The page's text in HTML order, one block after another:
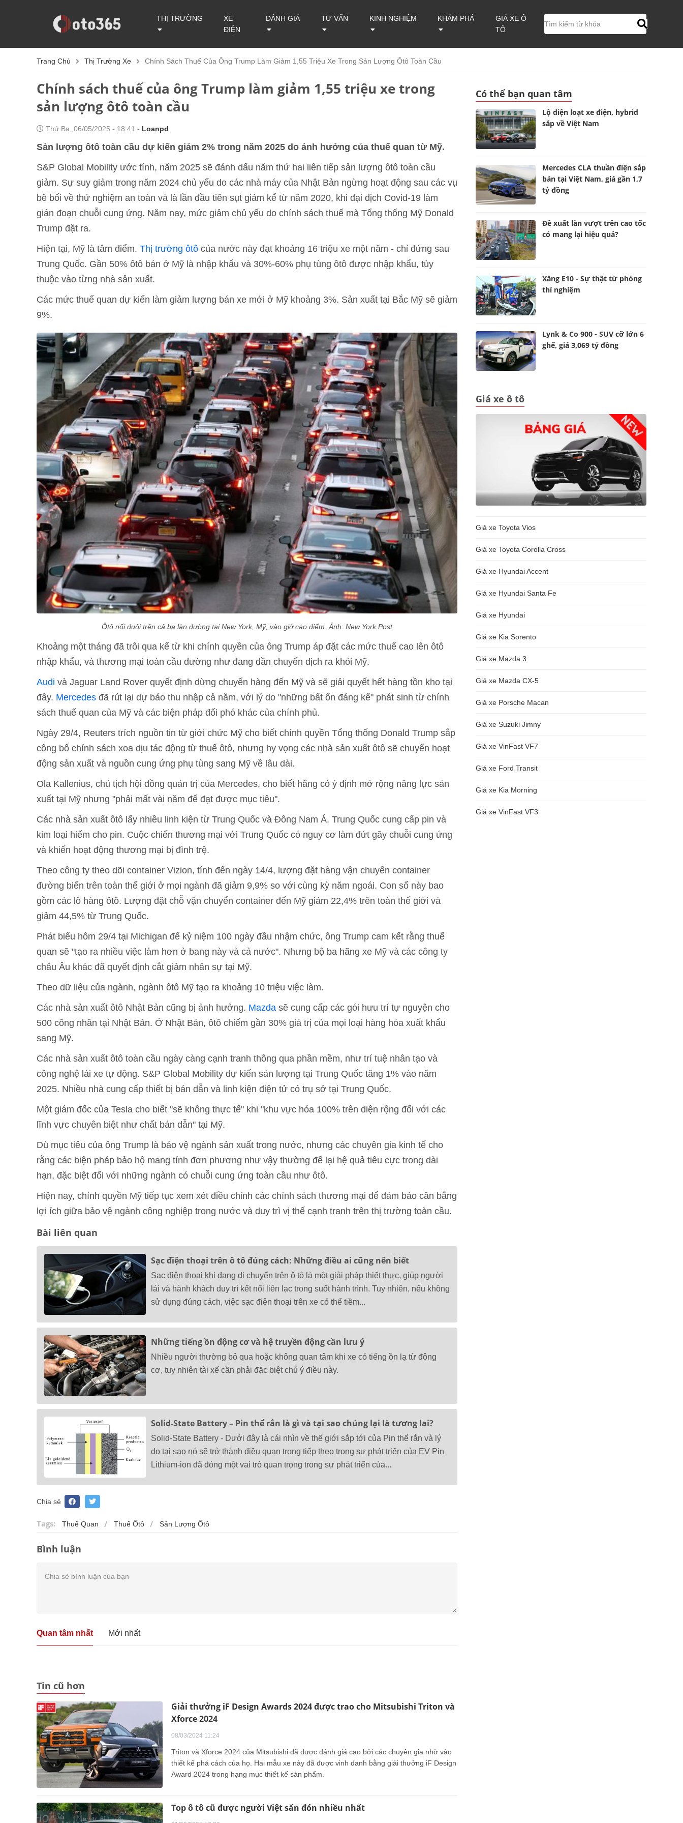
THỊ TRƯỜNG
XE
ĐIỆN
ĐÁNH GIÁ TƯ VẤN KINH NGHIỆM KHÁM PHÁ
GIÁ XE Ô
TÔ
Trang Chủ Thị Trường Xe Chính Sách Thuế Của Ông Trump Làm Giảm 1,55 Triệu Xe Trong Sản Lượng Ôtô Toàn Cầu
Chính sách thuế của ông Trump làm giảm 1,55 triệu xe trong
sản lượng ôtô toàn cầu
Thứ Ba, 06/05/2025 - 18:41 - Loanpd
Sản lượng ôtô toàn cầu dự kiến giảm 2% trong năm 2025 do ảnh hưởng của thuế quan từ Mỹ.
S&P Global Mobility ước tính, năm 2025 sẽ đánh dấu năm thứ hai liên tiếp sản lượng ôtô toàn cầu
giảm. Sự suy giảm trong năm 2024 chủ yếu do các nhà máy của Nhật Bản ngừng hoạt động sau các vụ
bê bối về thử nghiệm an toàn và là lần đầu tiên sụt giảm kể từ năm 2020, khi đại dịch Covid-19 làm
gián đoạn chuỗi cung ứng. Năm nay, mức giảm chủ yếu do chính sách thuế mà Tổng thống Mỹ Donald
Trump đặt ra.
Hiện tại, Mỹ là tâm điểm. Thị trường ôtô của nước này đạt khoảng 16 triệu xe một năm - chỉ đứng sau
Trung Quốc. Gần 50% ôtô bán ở Mỹ là nhập khẩu và 30%-60% phụ tùng ôtô được nhập khẩu, tùy
thuộc vào từng nhà sản xuất.
Các mức thuế quan dự kiến làm giảm lượng bán xe mới ở Mỹ khoảng 3%. Sản xuất tại Bắc Mỹ sẽ giảm
9%.
Ôtô nối đuôi trên cả ba làn đường tại New York, Mỹ, vào giờ cao điểm. Ảnh: New York Post
Khoảng một tháng đã trôi qua kể từ khi chính quyền của ông Trump áp đặt các mức thuế cao lên ôtô
nhập khẩu, và thương mại toàn cầu dường như đang dần chuyển dịch ra khỏi Mỹ.
Audi và Jaguar Land Rover quyết định dừng chuyển hàng đến Mỹ và sẽ giải quyết hết hàng tồn kho tại
đây. Mercedes đã rút lại dự báo thu nhập cả năm, với lý do "những bất ổn đáng kể" phát sinh từ chính
sách thuế quan của Mỹ và các biện pháp đối phó khác của chính phủ.
Ngày 29/4, Reuters trích nguồn tin từ giới chức Mỹ cho biết chính quyền Tổng thống Donald Trump sắp
công bố chính sách xoa dịu tác động từ thuế ôtô, nhưng hy vọng các nhà sản xuất ôtô sẽ chuyển hoạt
động sản xuất và nguồn cung ứng phụ tùng sang Mỹ về lâu dài.
Ola Kallenius, chủ tịch hội đồng quản trị của Mercedes, cho biết hãng có ý định mở rộng năng lực sản
xuất tại Mỹ nhưng "phải mất vài năm để đạt được mục tiêu".
Các nhà sản xuất ôtô lấy nhiều linh kiện từ Trung Quốc và Đông Nam Á. Trung Quốc cung cấp pin và
kim loại hiếm cho pin. Cuộc chiến thương mại với Trung Quốc có nguy cơ làm đứt gãy chuỗi cung ứng
và khiến hoạt động thương mại bị đình trệ.
Theo công ty theo dõi container Vizion, tính đến ngày 14/4, lượng đặt hàng vận chuyển container
đường biển trên toàn thế giới ở mọi ngành đã giảm 9,9% so với cùng kỳ năm ngoái. Con số này bao
gồm các lô hàng ôtô. Lượng đặt chỗ vận chuyển container đến Mỹ giảm 22,4% trên toàn thế giới và
giảm 44,5% từ Trung Quốc.
Phát biểu hôm 29/4 tại Michigan để kỷ niệm 100 ngày đầu nhậm chức, ông Trump cam kết rằng thuế
quan sẽ "tạo ra nhiều việc làm hơn ở bang này và cả nước". Nhưng bộ ba hãng xe Mỹ và các công ty
châu Âu khác đã quyết định cắt giảm nhân sự tại Mỹ.
Theo dữ liệu của ngành, ngành ôtô Mỹ tạo ra khoảng 10 triệu việc làm.
Các nhà sản xuất ôtô Nhật Bản cũng bị ảnh hưởng. Mazda sẽ cung cấp các gói hưu trí tự nguyện cho
500 công nhân tại Nhật Bản. Ở Nhật Bản, ôtô chiếm gần 30% giá trị của mọi loại hàng hóa xuất khẩu
sang Mỹ.
Các nhà sản xuất ôtô toàn cầu ngày càng cạnh tranh thông qua phần mềm, như trí tuệ nhân tạo và
công nghệ lái xe tự động. S&P Global Mobility dự kiến sản lượng tại Trung Quốc tăng 1% vào năm
2025. Nhiều nhà cung cấp thiết bị bán dẫn và linh kiện điện tử có trụ sở tại Trung Quốc.
Một giám đốc của Tesla cho biết "sẽ không thực tế" khi "khu vực hóa 100% trên diện rộng đối với các
lĩnh vực chuyên biệt như chất bán dẫn" tại Mỹ.
Dù mục tiêu của ông Trump là bảo vệ ngành sản xuất trong nước, nhưng các chuyên gia kinh tế cho
rằng các biện pháp bảo hộ mang tính đơn phương như vậy thường để lại hệ quả tiêu cực trong dài
hạn, đặc biệt đối với những ngành có chuỗi cung ứng toàn cầu như ôtô.
Hiện nay, chính quyền Mỹ tiếp tục xem xét điều chỉnh các chính sách thương mại để đảm bảo cân bằng
lợi ích giữa bảo vệ ngành công nghiệp trong nước và duy trì vị thế cạnh tranh trên thị trường toàn cầu.
Bài liên quan
Sạc điện thoại trên ô tô đúng cách: Những điều ai cũng nên biết
Sạc điện thoại khi đang di chuyển trên ô tô là một giải pháp thiết thực, giúp người
lái và hành khách duy trì kết nối liên lạc trong suốt hành trình. Tuy nhiên, nếu không
sử dụng đúng cách, việc sạc điện thoại trên xe có thể tiềm...
Những tiếng ồn động cơ và hệ truyền động cần lưu ý
Nhiều người thường bỏ qua hoặc không quan tâm khi xe có tiếng ồn lạ từ động
cơ, tuy nhiên tài xế cần phải đặc biệt chú ý điều này.
Solid-State Battery – Pin thể rắn là gì và tại sao chúng lại là tương lai?
Solid-State Battery - Dưới đây là cái nhìn về thế giới sắp tới của Pin thể rắn và lý
do tại sao nó sẽ trở thành điều quan trọng tiếp theo trong sự phát triển của EV Pin
Lithium-ion đã đóng một vai trò quan trọng trong sự phát triển của...
Chia sẻ
Tags: Thuế Quan Thuế Ôtô Sản Lượng Ôtô
Bình luận
Quan tâm nhất Mới nhất
Tin cũ hơn
Giải thưởng iF Design Awards 2024 được trao cho Mitsubishi Triton và
Xforce 2024
08/03/2024 11:24
Triton và Xforce 2024 của Mitsubishi đã được đánh giá cao bởi các chuyên gia nhờ vào
thiết kế phá cách của họ. Hai mẫu xe này đã được vinh danh bằng giải thưởng iF Design
Award 2024 trong hạng mục thiết kế sản phẩm.
Top ô tô cũ được người Việt săn đón nhiều nhất
Có thể bạn quan tâm
Lộ diện loạt xe điện, hybrid
sắp về Việt Nam
Mercedes CLA thuần điện sắp
bán tại Việt Nam, giá gần 1,7
tỷ đồng
Đề xuất làn vượt trên cao tốc
có mang lại hiệu quả?
Xăng E10 - Sự thật từ phòng
thí nghiệm
Lynk & Co 900 - SUV cỡ lớn 6
ghế, giá 3,069 tỷ đồng
Giá xe ô tô
Giá xe Toyota Vios
Giá xe Toyota Corolla Cross
Giá xe Hyundai Accent
Giá xe Hyundai Santa Fe
Giá xe Hyundai
Giá xe Kia Sorento
Giá xe Mazda 3
Giá xe Mazda CX-5
Giá xe Porsche Macan
Giá xe Suzuki Jimny
Giá xe VinFast VF7
Giá xe Ford Transit
Giá xe Kia Morning
Giá xe VinFast VF3